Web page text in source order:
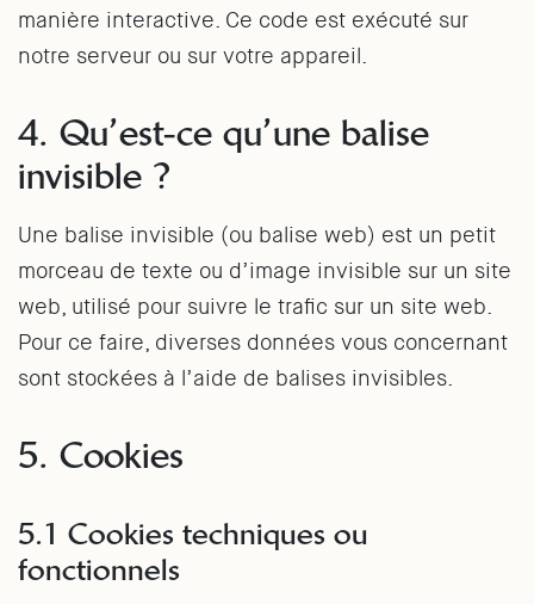
manière interactive. Ce code est exécuté sur
notre serveur ou sur votre appareil.
4. Qu’est-ce qu’une balise
invisible ?
Une balise invisible (ou balise web) est un petit
morceau de texte ou d’image invisible sur un site
web, utilisé pour suivre le trafic sur un site web.
Pour ce faire, diverses données vous concernant
sont stockées à l’aide de balises invisibles.
5. Cookies
5.1 Cookies techniques ou
fonctionnels